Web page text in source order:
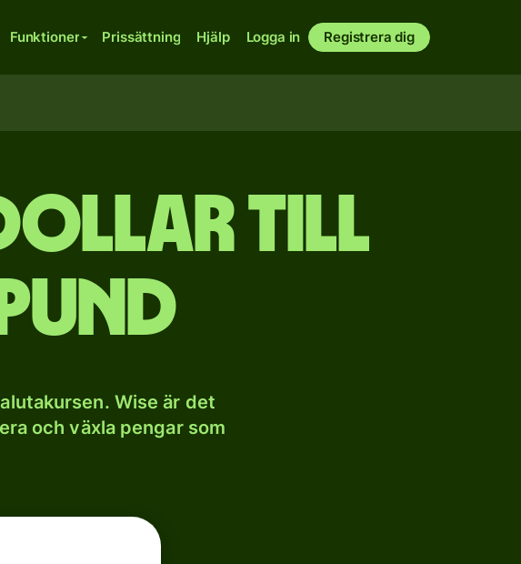
Funktioner Prissättning Hjälp Logga in Registrera dig
dollar till
Wise är det
och växla pengar som